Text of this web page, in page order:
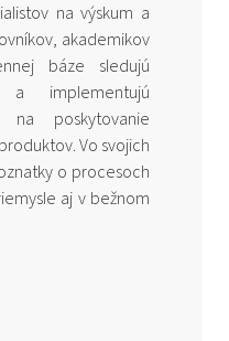
na výskum a
akademikov
báze sledujú
a implementujú
na poskytovanie
Vo svojich
o procesoch
aj v bežnom